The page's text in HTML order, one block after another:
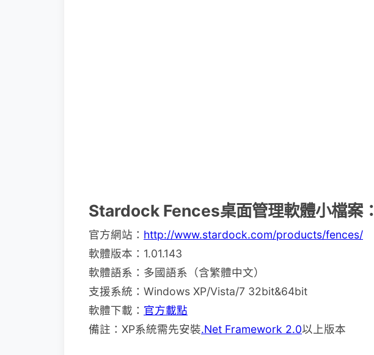
Stardock Fences桌面管理軟體小檔案：
官方網站： http://www.stardock.com/products/fences/
軟體版本：1.01.143
軟體語系：多國語系（含繁體中文）
支援系統：Windows XP/Vista/7 32bit&64bit
軟體下載： 官方載點
備註：XP系統需先安裝.Net Framework 2.0以上版本